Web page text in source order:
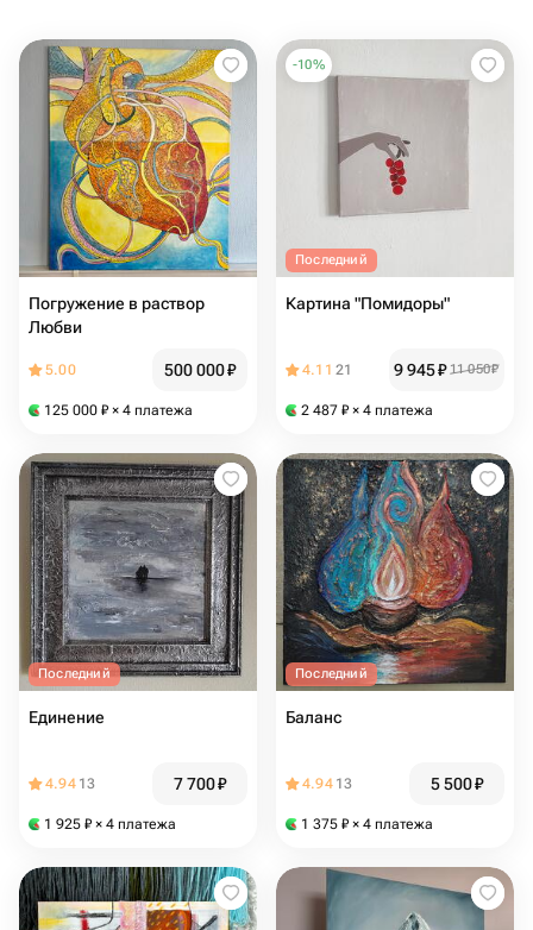
Погружение в раствор
Любви
5.00 500 000₽
125 000 ₽ × 4 платежа
-10%
Последний
Картина "Помидоры"
4.11 21 9 945₽ 11 050₽
2 487 ₽ × 4 платежа
Последний
Единение
4.94 13 7 700₽
1 925 ₽ × 4 платежа
Последний
Баланс
4.94 13 5 500₽
1 375 ₽ × 4 платежа